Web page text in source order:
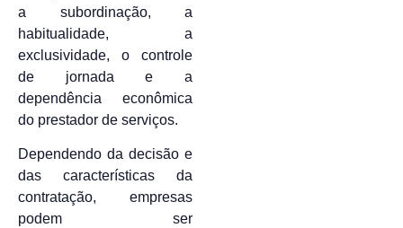
a subordinação, a
habitualidade, a
exclusividade, o controle
de jornada e a
dependência econômica
do prestador de serviços.
Dependendo da decisão e
das características da
contratação, empresas
podem ser